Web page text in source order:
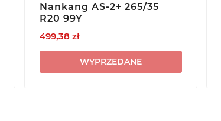
Nankang AS-2+ 265/35
R20 99Y
499,38 zł
WYPRZEDANE